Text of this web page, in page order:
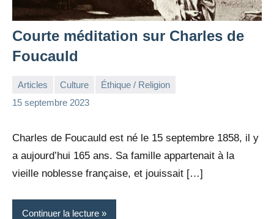
Courte méditation sur Charles de
Foucauld
Articles Culture
Éthique / Religion
15 septembre 2023
la
1
Charles de Foucauld est né le 15 septembre 1858, il y
a aujourd’hui 165 ans. Sa famille appartenait à la
vieille noblesse française, et jouissait […]
Continuer la lecture